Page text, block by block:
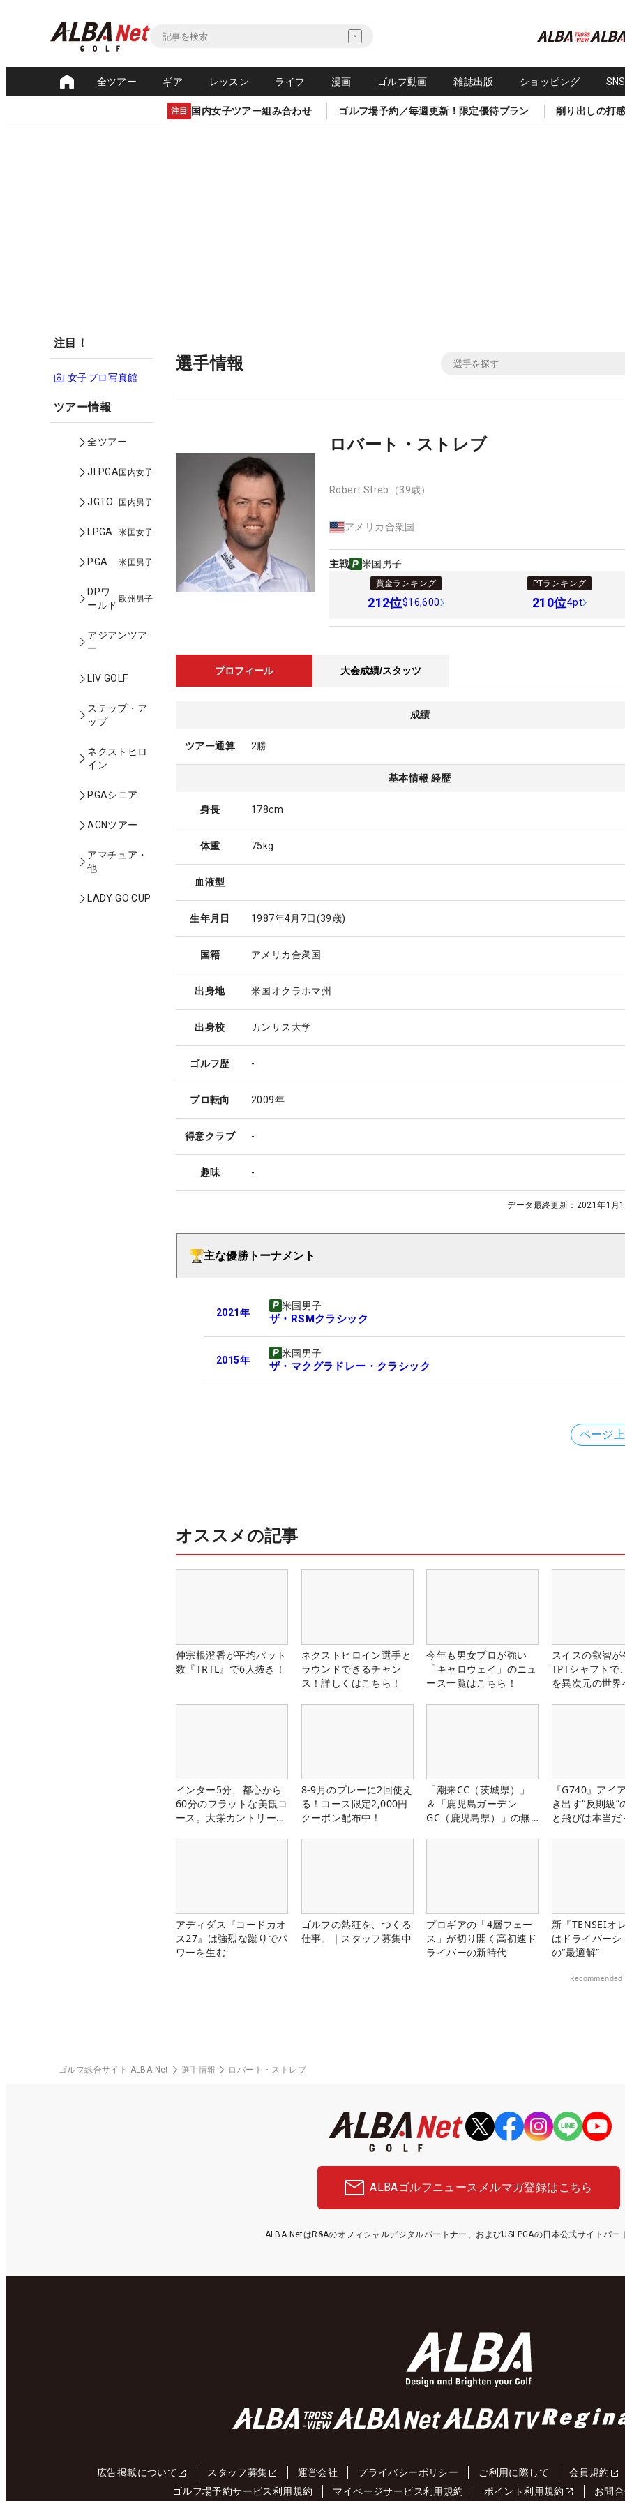
全ツアー ギア レッスン ライフ 漫画 ゴルフ動画 雑誌出版 ショッピング
注目 国内女子ツアー組み合わせ ゴルフ場予約／毎週更新！限定優待プラン 削り出しの打
注目！
女子プロ写真館
ツアー情報
全ツアー
JLPGA国内女子
JGTO 国内男子
LPGA 米国女子
PGA 米国男子
DPワ
ールド
欧州男子
アジアンツア
ー
LIV GOLF
ステップ・ア
ップ
ネクストヒロ
イン
PGAシニア
ACNツアー
アマチュア・
他
LADY GO CUP
選手情報
ロバート・ストレブ
Robert Streb （39歳）
アメリカ合衆国
主戦 米国男子
賞金ランキング
212位$16,600
PTランキング
210位4pt
プロフィール 大会成績/スタッツ
成績
ツアー通算 2勝
基本情報 経歴
身長 178cm
体重 75kg
血液型
生年月日 1987年4月7日(39歳)
国籍 アメリカ合衆国
出身地 米国オクラホマ州
出身校 カンサス大学
ゴルフ歴 -
プロ転向 2009年
得意クラブ -
趣味 -
データ最終更新： 2021年1月
主な優勝トーナメント
2021年
米国男子
ザ・RSMクラシック
2015年
米国男子
ザ・マクグラドレー・クラシック
ページ
オススメの記事
仲宗根澄香が平均パット
数『TRTL』で6人抜き！
ネクストヒロイン選手と
ラウンドできるチャン
ス！詳しくはこちら！
今年も男女プロが強い
「キャロウェイ」のニュ
ース一覧はこちら！
スイスの叡智
TPTシャフトで
を異次元の世界
インター5分、都心から
60分のフラットな美観コ
ース。大栄カントリー俱
8-9月のプレーに2回使え
る！コース限定2,000円
クーポン配布中！
「潮来CC（茨城県）」
＆「鹿児島ガーデン
GC（鹿児島県）」の無
『G740』アイ
き出す“反則級”
と飛びは本当
アディダス『コードカオ
ス27』は強烈な蹴りでパ
ワーを生む
ゴルフの熱狂を、つくる
仕事。｜スタッフ募集中
プロギアの「4層フェー
ス」が切り開く高初速ド
ライバーの新時代
新『TENSEIオ
はドライバーシ
の“最適解”
Recommended
ゴルフ総合サイト ALBA Net 選手情報 ロバート・ストレブ
ALBAゴルフニュース メルマガ登録はこちら
ALBA NetはR&Aのオフィシャルデジタルパートナー、およびUSLPGAの日本公式サイトパー
広告掲載について スタッフ募集 運営会社 プライバシーポリシー ご利用に際して
会員規約
ゴルフ場予約サービス利用規約
マイページサービス利用規約 ポイント利用規約 お問